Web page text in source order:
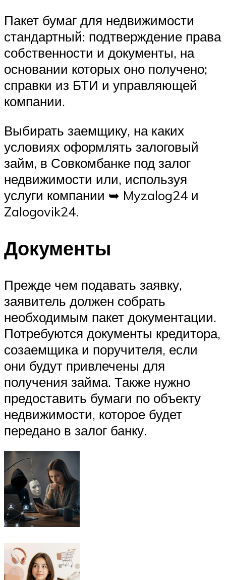
Пакет бумаг для недвижимости
стандартный: подтверждение права
собственности и документы, на
основании которых оно получено;
справки из БТИ и управляющей
компании.
Выбирать заемщику, на каких
условиях оформлять залоговый
займ, в Совкомбанке под залог
недвижимости или, используя
услуги компании ➥ Myzalog24 и
Zalogovik24.
Документы
Прежде чем подавать заявку,
заявитель должен собрать
необходимым пакет документации.
Потребуются документы кредитора,
созаемщика и поручителя, если
они будут привлечены для
получения займа. Также нужно
предоставить бумаги по объекту
недвижимости, которое будет
передано в залог банку.